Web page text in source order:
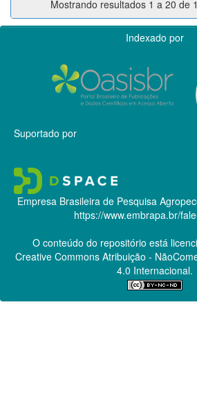
Mostrando resultados 1 a 20 de
Indexado por
Suportado por
Empresa Brasileira de Pesquisa
https://www.embrapa.br/
O conteúdo do repositório está
Creative CommonsAtribuição -
4.0 Internacional.